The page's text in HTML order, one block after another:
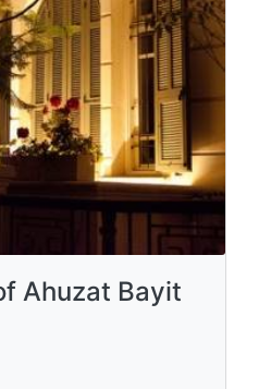
Ahuzat Bayit